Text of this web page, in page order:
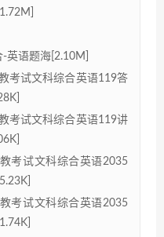
英语题海[2.10M]
考试文科综合英语119答
考试文科综合英语119讲
考试文科综合英语2035
考试文科综合英语2035